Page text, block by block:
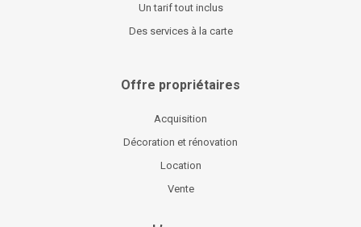
Un tarif tout inclus
Des services à la carte
Offre propriétaires
Acquisition
Décoration et rénovation
Location
Vente